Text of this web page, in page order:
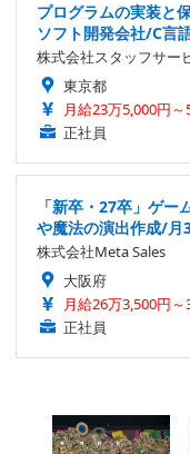
プログラムの実装と
ソフト開発会社/C言
株式会社スタッフサー
東京都
月給23万5,000円～
正社員
「新卒・27卒」ゲ
や魔法の演出作成/月
株式会社Meta Sales
大阪府
月給26万3,500円～
正社員